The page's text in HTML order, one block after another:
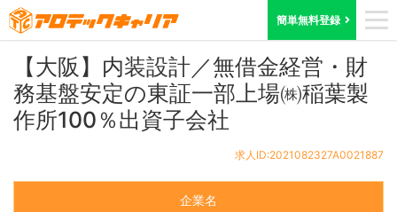
簡単無料登録
ホーム 求人検索 大阪府 求人ID:2021082327A0021887
【大阪】内装設計／無借金経営・財
務基盤安定の東証一部上場㈱稲葉製
作所100％出資子会社
求人ID:2021082327A0021887
企業名